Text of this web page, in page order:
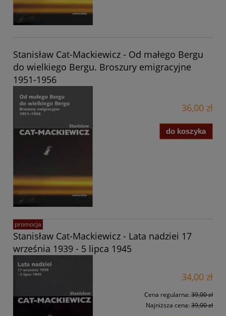
Stanisław Cat-Mackiewicz - Od małego Bergu
do wielkiego Bergu. Broszury emigracyjne
1951-1956
36,00 zł
do koszyka
Stanisław Cat-Mackiewicz - Lata nadziei 17
września 1939 - 5 lipca 1945
34,00 zł
Cena regularna: 39,00 zł
Najniższa cena: 39,00 zł
promocja